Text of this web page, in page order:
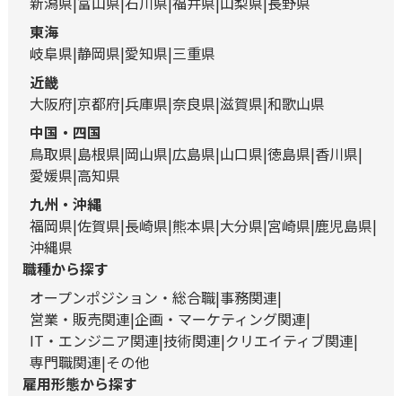
東海
岐阜県 静岡県 愛知県 三重県
近畿
大阪府 京都府 兵庫県 奈良県 滋賀県 和歌山県
中国・四国
鳥取県 島根県 岡山県 広島県 山口県 徳島県 香川県
愛媛県 高知県
九州・沖縄
福岡県 佐賀県 長崎県 熊本県 大分県 宮崎県 鹿児島県
沖縄県
職種から探す
オープンポジション・総合職 事務関連
営業・販売関連 企画・マーケティング関連
IT・エンジニア関連 技術関連 クリエイティブ関連
専門職関連 その他
雇用形態から探す